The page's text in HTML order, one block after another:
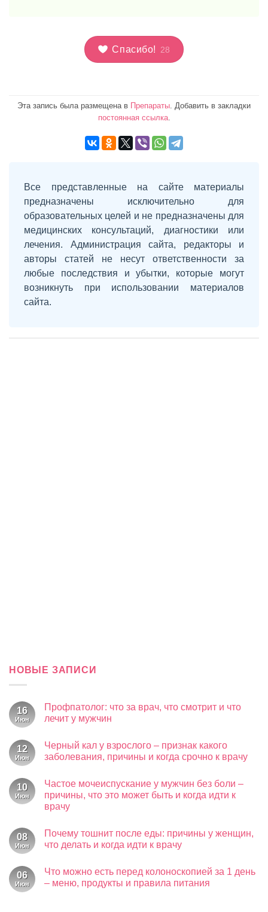
Спасибо! 28
Эта запись была размещена в Препараты . Добавить в закладки
постоянная ссылка.
Все представленные на сайте материалы
предназначены исключительно для
образовательных целей и не предназначены для
медицинских консультаций, диагностики или
лечения. Администрация сайта, редакторы и
авторы статей не несут ответственности за
любые последствия и убытки, которые могут
возникнуть при использовании материалов
сайта.
НОВЫЕ ЗАПИСИ
16
Июн
Профпатолог: что за врач, что смотрит и что
лечит у мужчин
записи
Профпатолог:
что
что
смотрит
и
что
мужчин
12
Июн
Черный кал у взрослого – признак какого
заболевания, причины и когда срочно к врачу
записи
Черный
кал
у
признак
какого
заболевания,
когда
срочно
к
10
Июн
Частое мочеиспускание у мужчин без боли –
причины, что это может быть и когда идти к
врачу
записи
Частое
мочеиспускание
без
боли
08
Июн
Почему тошнит после еды: причины у женщин,
что делать и когда идти к врачу
записи
Почему
тошнит
06
Июн
Что можно есть перед колоноскопией за 1 день
– меню, продукты и правила питания